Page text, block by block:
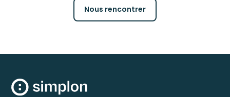
Nous rencontrer